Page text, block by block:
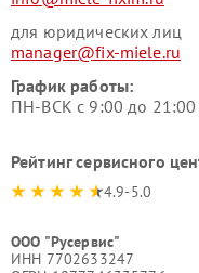
для юридических лиц
manager@fix-miele.ru
График работы:
ПН-ВСК с 9:00 до
Рейтинг сервисного
4.9-5.0
ООО "Русервис"
ИНН 7702633247